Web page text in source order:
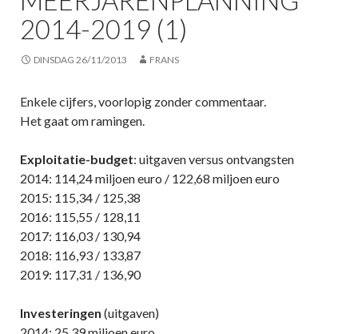
2014-2019 (1)
DINSDAG 26/11/2013 FRANS
Enkele cijfers, voorlopig zonder commentaar.
Het gaat om ramingen.
Exploitatie-budget: uitgaven versus ontvangsten
2014: 114,24 miljoen euro / 122,68 miljoen euro
2015: 115,34 / 125,38
2016: 115,55 / 128,11
2017: 116,03 / 130,94
2018: 116,93 / 133,87
2019: 117,31 / 136,90
Investeringen (uitgaven)